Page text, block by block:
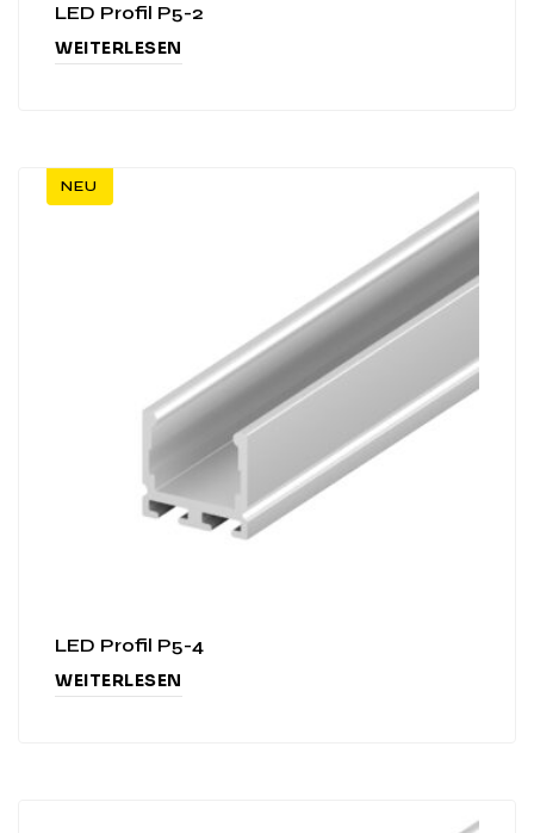
LED Profil P5-2
WEITERLESEN
NEU
LED Profil P5-4
WEITERLESEN